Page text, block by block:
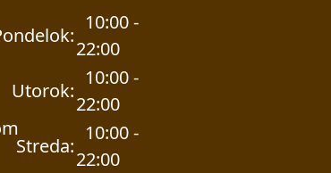
10:00 -
22:00
Utorok:
10:00 -
22:00
Streda:
10:00 -
22:00